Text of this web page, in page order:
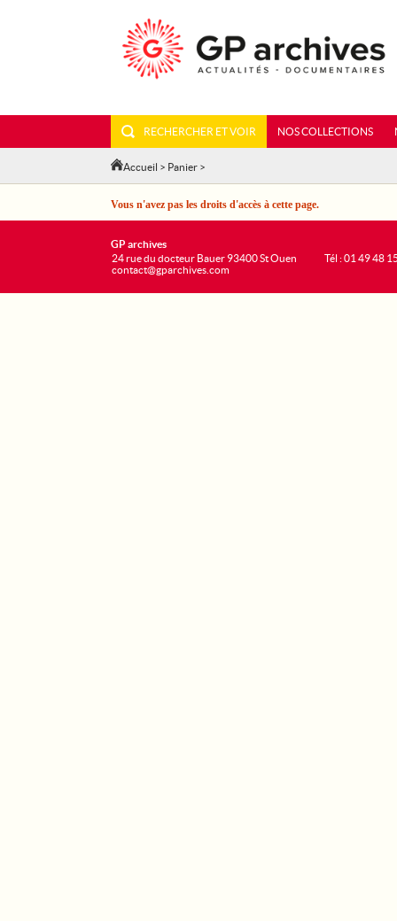
RECHERCHER ET VOIR NOS COLLECTIONS
Accueil > Panier >
Vous n'avez pas les droits d'accès à cette page.
GP archives
24 rue du docteur Bauer 93400 St Ouen
contact@gparchives.com
Tél : 01 49 48